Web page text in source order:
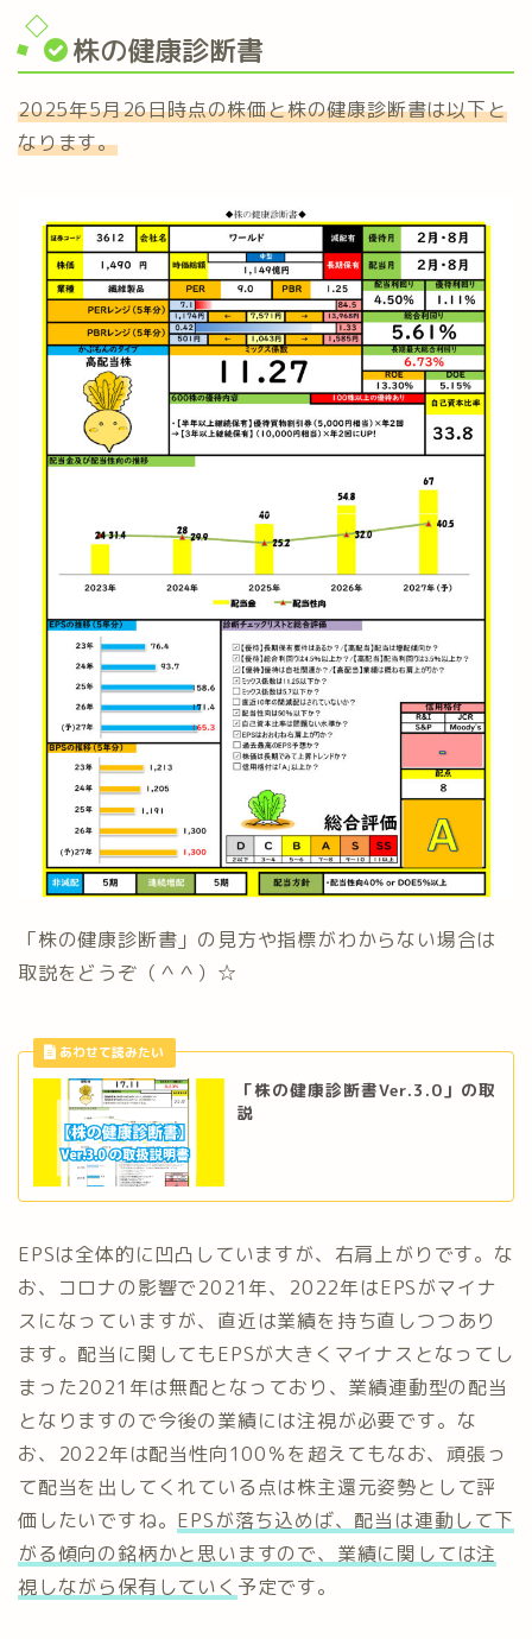
株の健康診断書
2025年5月26日時点の株価と株の健康診断書は以下と
なります。
「株の健康診断書」の見方や指標がわからない場合は
取説をどうぞ（＾＾）☆
「株の健康診断書Ver.3.0」の取
説
EPSは全体的に凹凸していますが、右肩上がりです。な
お、コロナの影響で2021年、2022年はEPSがマイナ
スになっていますが、直近は業績を持ち直しつつあり
ます。配当に関してもEPSが大きくマイナスとなってし
まった2021年は無配となっており、業績連動型の配当
となりますので今後の業績には注視が必要です。な
お、2022年は配当性向100％を超えてもなお、頑張っ
て配当を出してくれている点は株主還元姿勢として評
価したいですね。 EPSが落ち込めば、配当は連動して下
がる傾向の銘柄かと思いますので、業績に関しては注
視しながら保有していく 予定です。